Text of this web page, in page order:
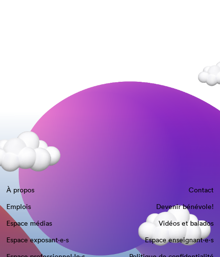
À propos
Contact
Emplois
Devenir bénévole!
Espace médias
Vidéos et balados
Espace exposant·e⋅s
Espace enseignant·e⋅s